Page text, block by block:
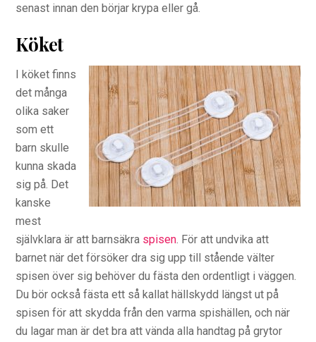
senast innan den börjar krypa eller gå.
Köket
I köket finns
det många
olika saker
som ett
barn skulle
kunna skada
sig på. Det
kanske
mest
självklara är att barnsäkra spisen. För att undvika att
barnet när det försöker dra sig upp till stående välter
spisen över sig behöver du fästa den ordentligt i väggen.
Du bör också fästa ett så kallat hällskydd längst ut på
spisen för att skydda från den varma spishällen, och när
du lagar man är det bra att vända alla handtag på grytor